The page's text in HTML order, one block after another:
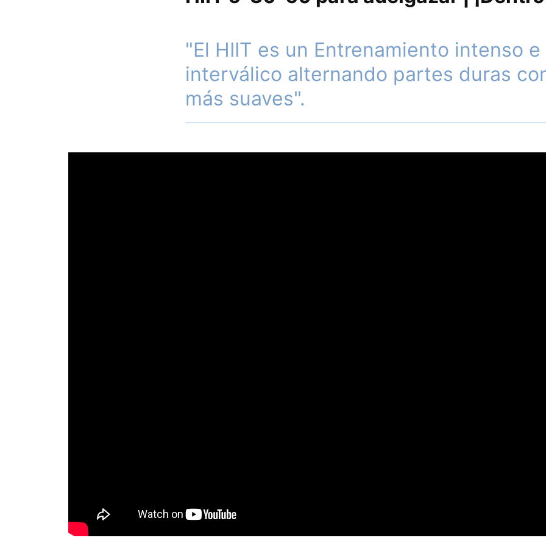
"El HIIT es un Entrenamiento intenso e
interválico alternando partes duras
más suaves".